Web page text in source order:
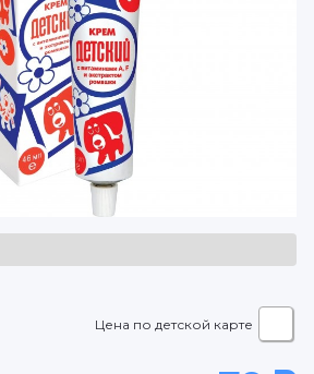
Цена по детской карте